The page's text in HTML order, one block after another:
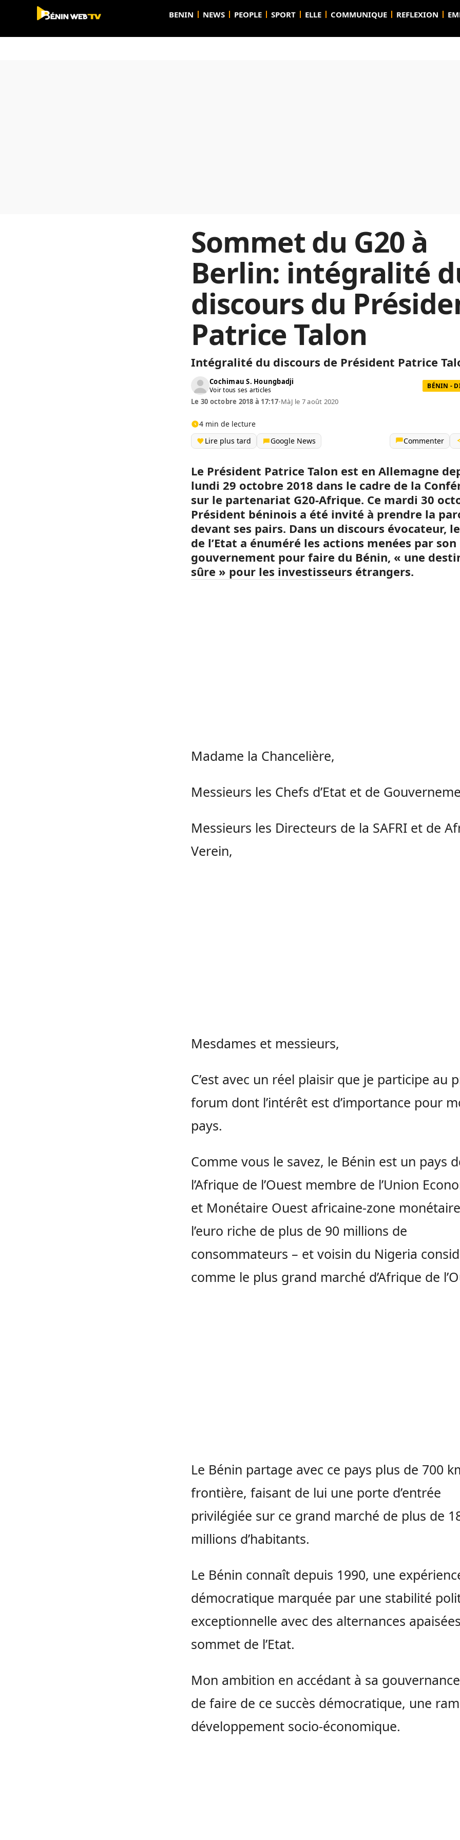
BENIN NEWS PEOPLE SPORT ELLE COMMUNIQUE REFLEXION
Sommet du G20 à
Berlin: intégralité
discours du
Patrice Talon
Intégralité du discours de Président Patrice
Cochimau S. Houngbadji
Voir tous ses articles BÉNIN -
Le 30 octobre 2018 à 17:17•MàJ le 7 août 2020
4 min de lecture
Lire plus tard
Google News Commenter
Le Président Patrice Talon est en Allemagne
lundi 29 octobre 2018 dans le cadre de la
sur le partenariat G20-Afrique. Ce mardi 30
Président béninois a été invité à prendre la
devant ses pairs. Dans un discours évocateur,
de l’Etat a énuméré les actions menées par son
gouvernement pour faire du Bénin, « une
sûre » pour les investisseurs étrangers.
Madame la Chancelière,
Messieurs les Chefs d’Etat et de
Messieurs les Directeurs de la SAFRI et de
Verein,
Mesdames et messieurs,
C’est avec un réel plaisir que je participe au
forum dont l’intérêt est d’importance pour
pays.
Comme vous le savez, le Bénin est un pays
l’Afrique de l’Ouest membre de l’Union
et Monétaire Ouest africaine-zone
l’euro riche de plus de 90 millions de
consommateurs – et voisin du Nigeria
comme le plus grand marché d’Afrique de
Le Bénin partage avec ce pays plus de 700
frontière, faisant de lui une porte d’entrée
privilégiée sur ce grand marché de plus de
millions d’habitants.
Le Bénin connaît depuis 1990, une
démocratique marquée par une stabilité
exceptionnelle avec des alternances
sommet de l’Etat.
Mon ambition en accédant à sa
de faire de ce succès démocratique, une
développement socio-économique.